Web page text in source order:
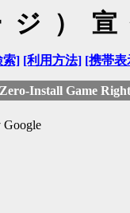
）宣
索] [利用方法] [携帯表
Install Game
Google